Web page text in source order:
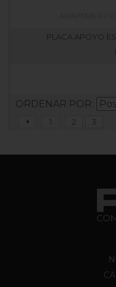
PLACA APOYO
ORDENAR POR
1 2 3